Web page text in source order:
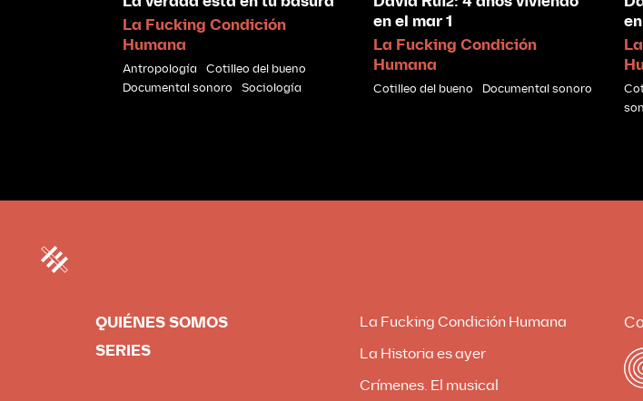
La Fucking Condición
Humana
Antropología
Cotilleo del bueno
Documental sonoro
Sociología
en el mar 1
La Fucking Condición
Humana
Cotilleo del bueno Documental sonoro
QUIÉNES SOMOS
SERIES
La Fucking Condición Humana
La Historia es ayer
Crímenes. El musical